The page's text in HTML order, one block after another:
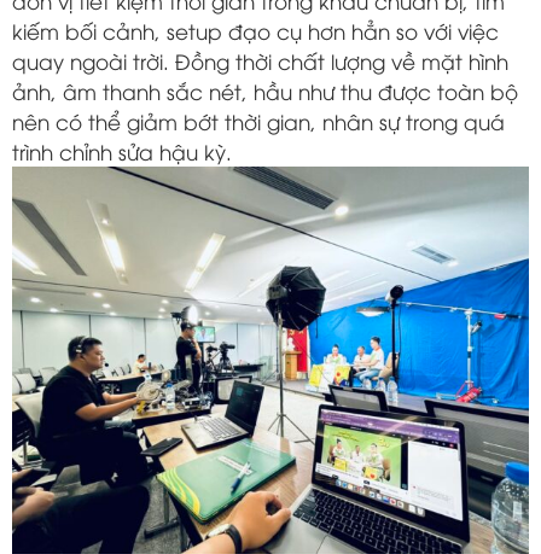
kiếm bối cảnh, setup đạo cụ hơn hẳn so với việc
quay ngoài trời. Đồng thời chất lượng về mặt hình
ảnh, âm thanh sắc nét, hầu như thu được toàn bộ
nên có thể giảm bớt thời gian, nhân sự trong quá
trình chỉnh sửa hậu kỳ.